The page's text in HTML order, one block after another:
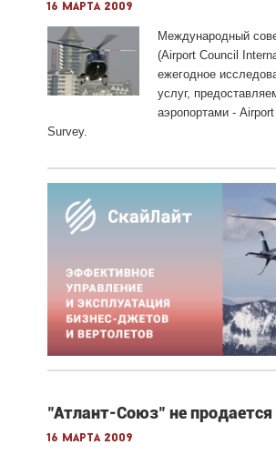
16 марта 2009
Международный
(Airport Council
ежегодное
услуг,
аэропортами -
Survey.
"Атлант-Союз" не продается
16 марта 2009